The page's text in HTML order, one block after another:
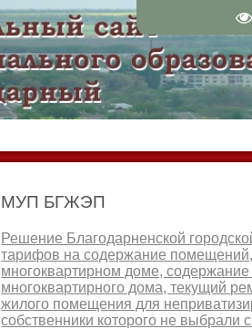
МУП БГЖЭП
Решение Благодарненской
тарифов на содержание
многоквартирном доме,
многоквартирного дома, текущий
жилого помещения для
собственники которого не выбрали